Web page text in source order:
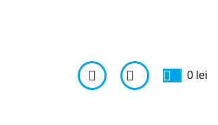
0 lei